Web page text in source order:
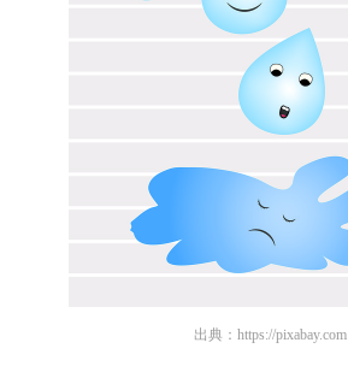
出典： https://pixabay.com